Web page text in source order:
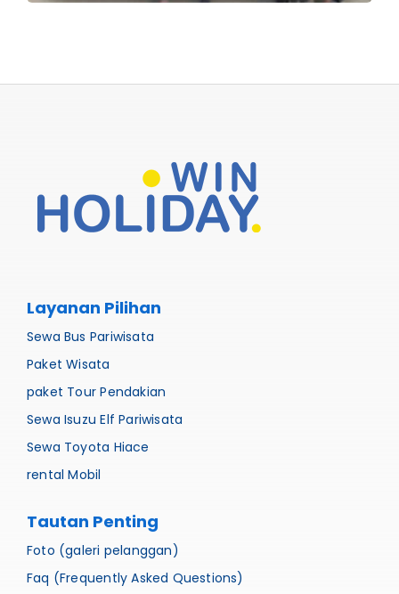
Layanan Pilihan
Sewa Bus Pariwisata
Paket Wisata
paket Tour Pendakian
Sewa Isuzu Elf Pariwisata
Sewa Toyota Hiace
rental Mobil
Tautan Penting
Foto (galeri pelanggan)
Faq (Frequently Asked Questions)